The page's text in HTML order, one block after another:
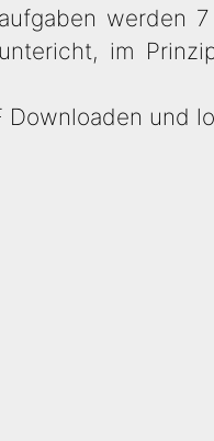
werden
im
Downloaden und